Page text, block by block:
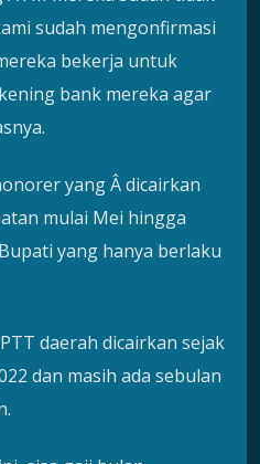
sudah mengonfirmasi
bekerja untuk
bank mereka agar
yang Â dicairkan
mulai Mei hingga
yang hanya berlaku
daerah dicairkan sejak
dan masih ada sebulan